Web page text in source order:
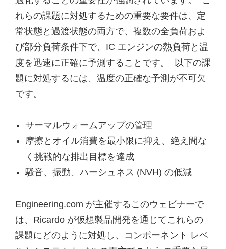
れらの課題に対処するための重要な要件は、定
常状態と過渡状態の両方で、複数の全負荷およ
び部分負荷条件下で、IC エンジンの熱負荷と温
度を迅速に正確に予測することです。 以下の課
題に対処するには、温度の正確な予測が不可欠
です。
サーマルウォームアップの管理
摩擦とオイル消費を最小限に抑え、絶え間な
く挑戦的な排出目標を達成
騒音、振動、ハーシュネス (NVH) の低減
Engineering.com が主催するこのウェビナーで
は、Ricardo が仮想製品開発を通じてこれらの
課題にどのように対処し、コンポーネント レベ